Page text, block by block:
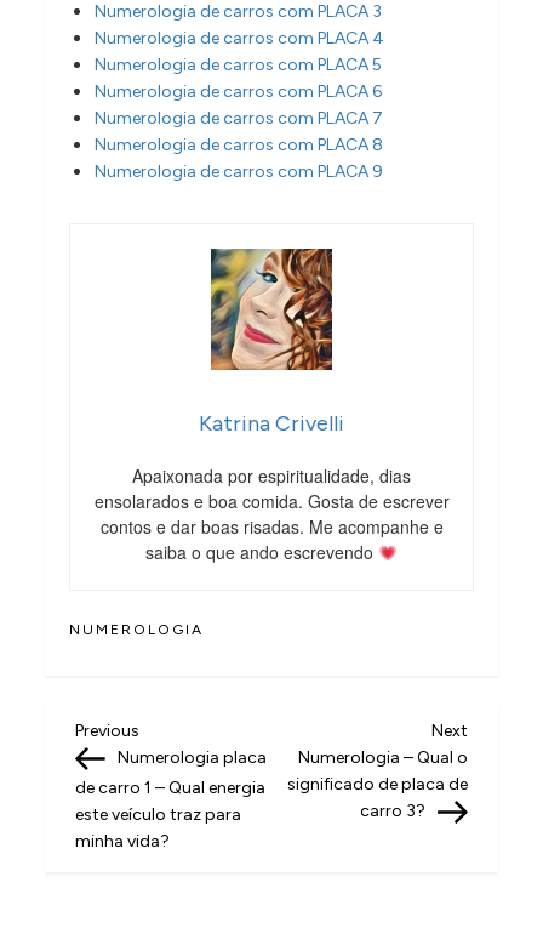
Numerologia de carros com PLACA 3
Numerologia de carros com PLACA 4
Numerologia de carros com PLACA 5
Numerologia de carros com PLACA 6
Numerologia de carros com PLACA 7
Numerologia de carros com PLACA 8
Numerologia de carros com PLACA 9
Katrina Crivelli
Apaixonada por espiritualidade, dias
ensolarados e boa comida. Gosta de escrever
contos e dar boas risadas. Me acompanhe e
saiba o que ando escrevendo
NUMEROLOGIA
N
a
v
e
Previous
Post
Previous
Numerologia placa
de carro 1 – Qual energia
este veículo traz para
minha vida?
Next
Post
Next
Numerologia – Qual o
significado de placa de
carro 3?